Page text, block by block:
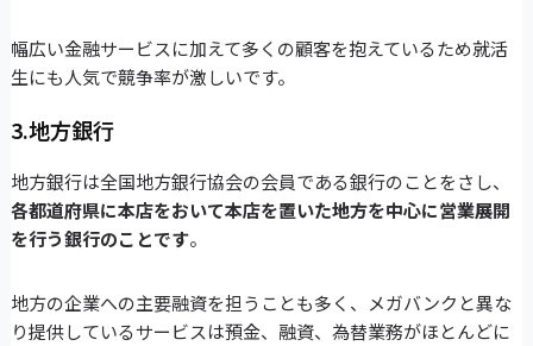
幅広い金融サービスに加えて多くの顧客を抱えているため就活
生にも人気で競争率が激しいです。
3.地方銀行
地方銀行は全国地方銀行協会の会員である銀行のことをさし、
各都道府県に本店をおいて本店を置いた地方を中心に営業展開
を行う銀行のことです。
地方の企業への主要融資を担うことも多く、メガバンクと異な
り提供しているサービスは預金、融資、為替業務がほとんどに